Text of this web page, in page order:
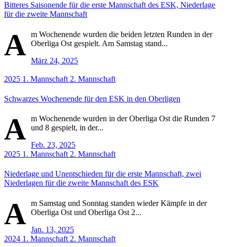
Bitteres Saisonende für die erste Mannschaft des ESK, Niederlage
für die zweite Mannschaft
A m Wochenende wurden die beiden letzten Runden in der
Oberliga Ost gespielt. Am Samstag stand...
März 24, 2025
2025 1. Mannschaft 2. Mannschaft
Schwarzes Wochenende für den ESK in den Oberligen
A m Wochenende wurden in der Oberliga Ost die Runden 7
und 8 gespielt, in der...
Feb. 23, 2025
2025 1. Mannschaft 2. Mannschaft
Niederlage und Unentschieden für die erste Mannschaft, zwei
Niederlagen für die zweite Mannschaft des ESK
A m Samstag und Sonntag standen wieder Kämpfe in der
Oberliga Ost und Oberliga Ost 2...
Jan. 13, 2025
2024 1. Mannschaft 2. Mannschaft